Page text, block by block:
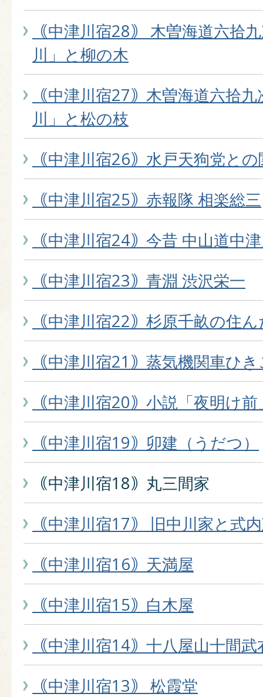
｟中津川宿28｠ 木曽海道六拾
川」と柳の木
｟中津川宿27｠木曽海道六拾
川」と松の枝
｟中津川宿26｠水戸天狗党と
｟中津川宿25｠赤報隊 相楽総三
｟中津川宿24｠今昔 中山道中
｟中津川宿23｠青淵 渋沢栄一
｟中津川宿22｠杉原千畝の住
｟中津川宿21｠蒸気機関車ひ
｟中津川宿20｠小説「夜明け前
｟中津川宿19｠卯建（うだつ）
｟中津川宿18｠丸三間家
｟中津川宿17｠ 旧中川家と式
｟中津川宿16｠天満屋
｟中津川宿15｠白木屋
｟中津川宿14｠十八屋山十間
｟中津川宿13｠ 松霞堂